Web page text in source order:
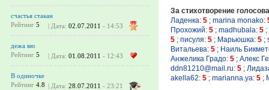
счастья стакан
Рейтинг 5 | Дата: 02.07.2011 - 14:53
дежа вю
Рейтинг 5 | Дата: 01.08.2011 - 12:43
В одиночке
Рейтинг 4.8 | Дата: 28.07.2011 - 23:21
За стихотворение
Ладенка: 5 ; marina monako:
Прохожий: 5 ; madhubala: 5 ;
5 ; писуля: 5 ; Марьюшка: 5 ;
Витальева: 5 ; Наиль
Анжелика Градо: 5 ; Алекс
ddn81210@mail.ru: 5 ;
akella62: 5 ; marianna.ya: 5 ;